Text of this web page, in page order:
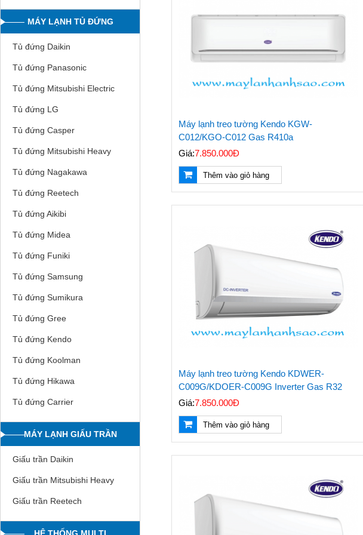
Máy lạnh treo tường Kendo KGW-
C012/KGO-C012 Gas R410a
Giá:7.850.000Đ
Thêm vào giỏ hàng
Máy lạnh treo tường Kendo KDWER-
C009G/KDOER-C009G Inverter Gas R32
Giá:7.850.000Đ
Thêm vào giỏ hàng
MÁY LẠNH TỦ ĐỨNG
Tủ đứng Daikin
Tủ đứng Panasonic
Tủ đứng Mitsubishi Electric
Tủ đứng LG
Tủ đứng Casper
Tủ đứng Mitsubishi Heavy
Tủ đứng Nagakawa
Tủ đứng Reetech
Tủ đứng Aikibi
Tủ đứng Midea
Tủ đứng Funiki
Tủ đứng Samsung
Tủ đứng Sumikura
Tủ đứng Gree
Tủ đứng Kendo
Tủ đứng Koolman
Tủ đứng Hikawa
Tủ đứng Carrier
MÁY LẠNH GIẤU TRẦN
Giấu trần Daikin
Giấu trần Mitsubishi Heavy
Giấu trần Reetech